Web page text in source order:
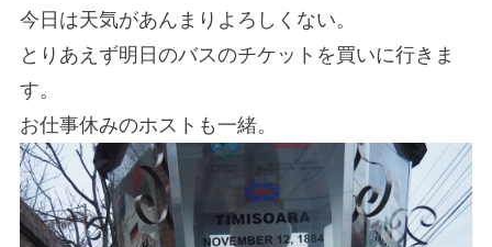
今日は天気があんまりよろしくない。
とりあえず明日のバスのチケットを買いに行きま
す。
お仕事休みのホストも一緒。